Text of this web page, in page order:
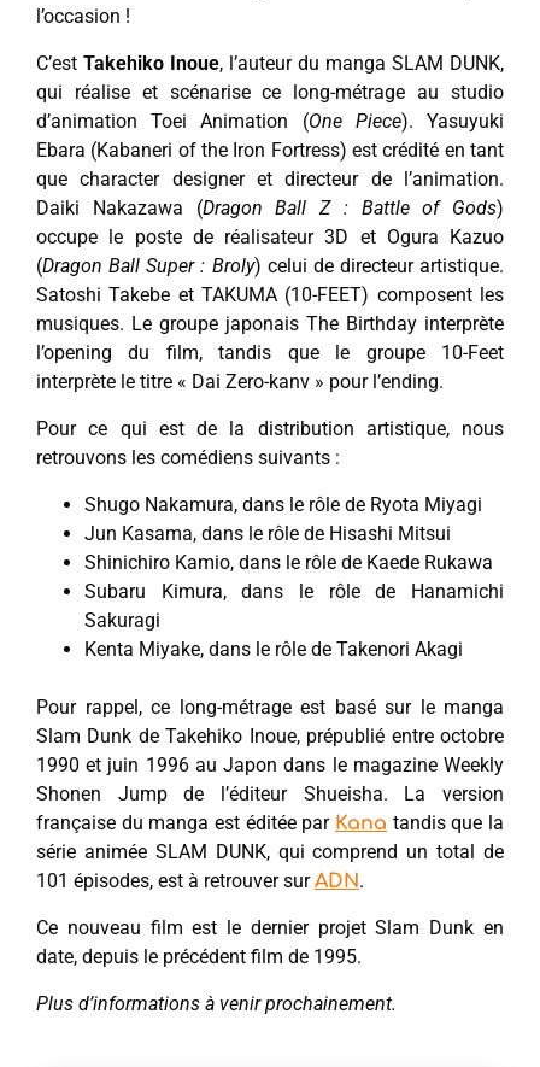
l’occasion !
C’est Takehiko Inoue, l’auteur du manga SLAM DUNK,
qui réalise et scénarise ce long-métrage au studio
d’animation Toei Animation (One Piece). Yasuyuki
Ebara (Kabaneri of the Iron Fortress) est crédité en tant
que character designer et directeur de l’animation.
Daiki Nakazawa (Dragon Ball Z : Battle of Gods)
occupe le poste de réalisateur 3D et Ogura Kazuo
(Dragon Ball Super : Broly) celui de directeur artistique.
Satoshi Takebe et TAKUMA (10-FEET) composent les
musiques. Le groupe japonais The Birthday interprète
l’opening du film, tandis que le groupe 10-Feet
interprète le titre « Dai Zero-kan​​​​​​​​​​​​​​​​​​​​​​​​​​​​​​​​​​​​​​​​​​​​​​​​​​​​v​​​​​​​​​​​​​​​​​​​​​​​​​​​​​​​​​​​​​​​​​​​​​​​​​​​​​​​​​​​​​​​​​​​​​​​​​​​​​​​​​​​ » pour l’ending.
Pour ce qui est de la distribution artistique, nous
retrouvons les comédiens suivants :
Shugo Nakamura​​​​​​​​​​​​​​​​​​​​​​​​​, dans le rôle de Ryota Miyagi
Jun Kasama, dans le rôle de Hisashi Mitsui
Shinichiro Kamio, dans le rôle de Kaede Rukawa
Subaru Kimura, dans le rôle de Hanamichi
Sakuragi
Kenta Miyake​, dans le rôle de Takenori Akagi
Pour rappel, ce long-métrage est basé sur le manga
Slam Dunk de Takehiko Inoue, prépublié entre octobre
1990 et juin 1996 au Japon dans le magazine Weekly
Shonen Jump de l’éditeur Shueisha. La version
française du manga est éditée par Kana tandis que la
série animée SLAM DUNK, qui comprend un total de
101 épisodes, est à retrouver surADN.
Ce nouveau film est le dernier projet Slam Dunk en
date, depuis le précédent film de 1995.
Plus d’informations à venir prochainement.